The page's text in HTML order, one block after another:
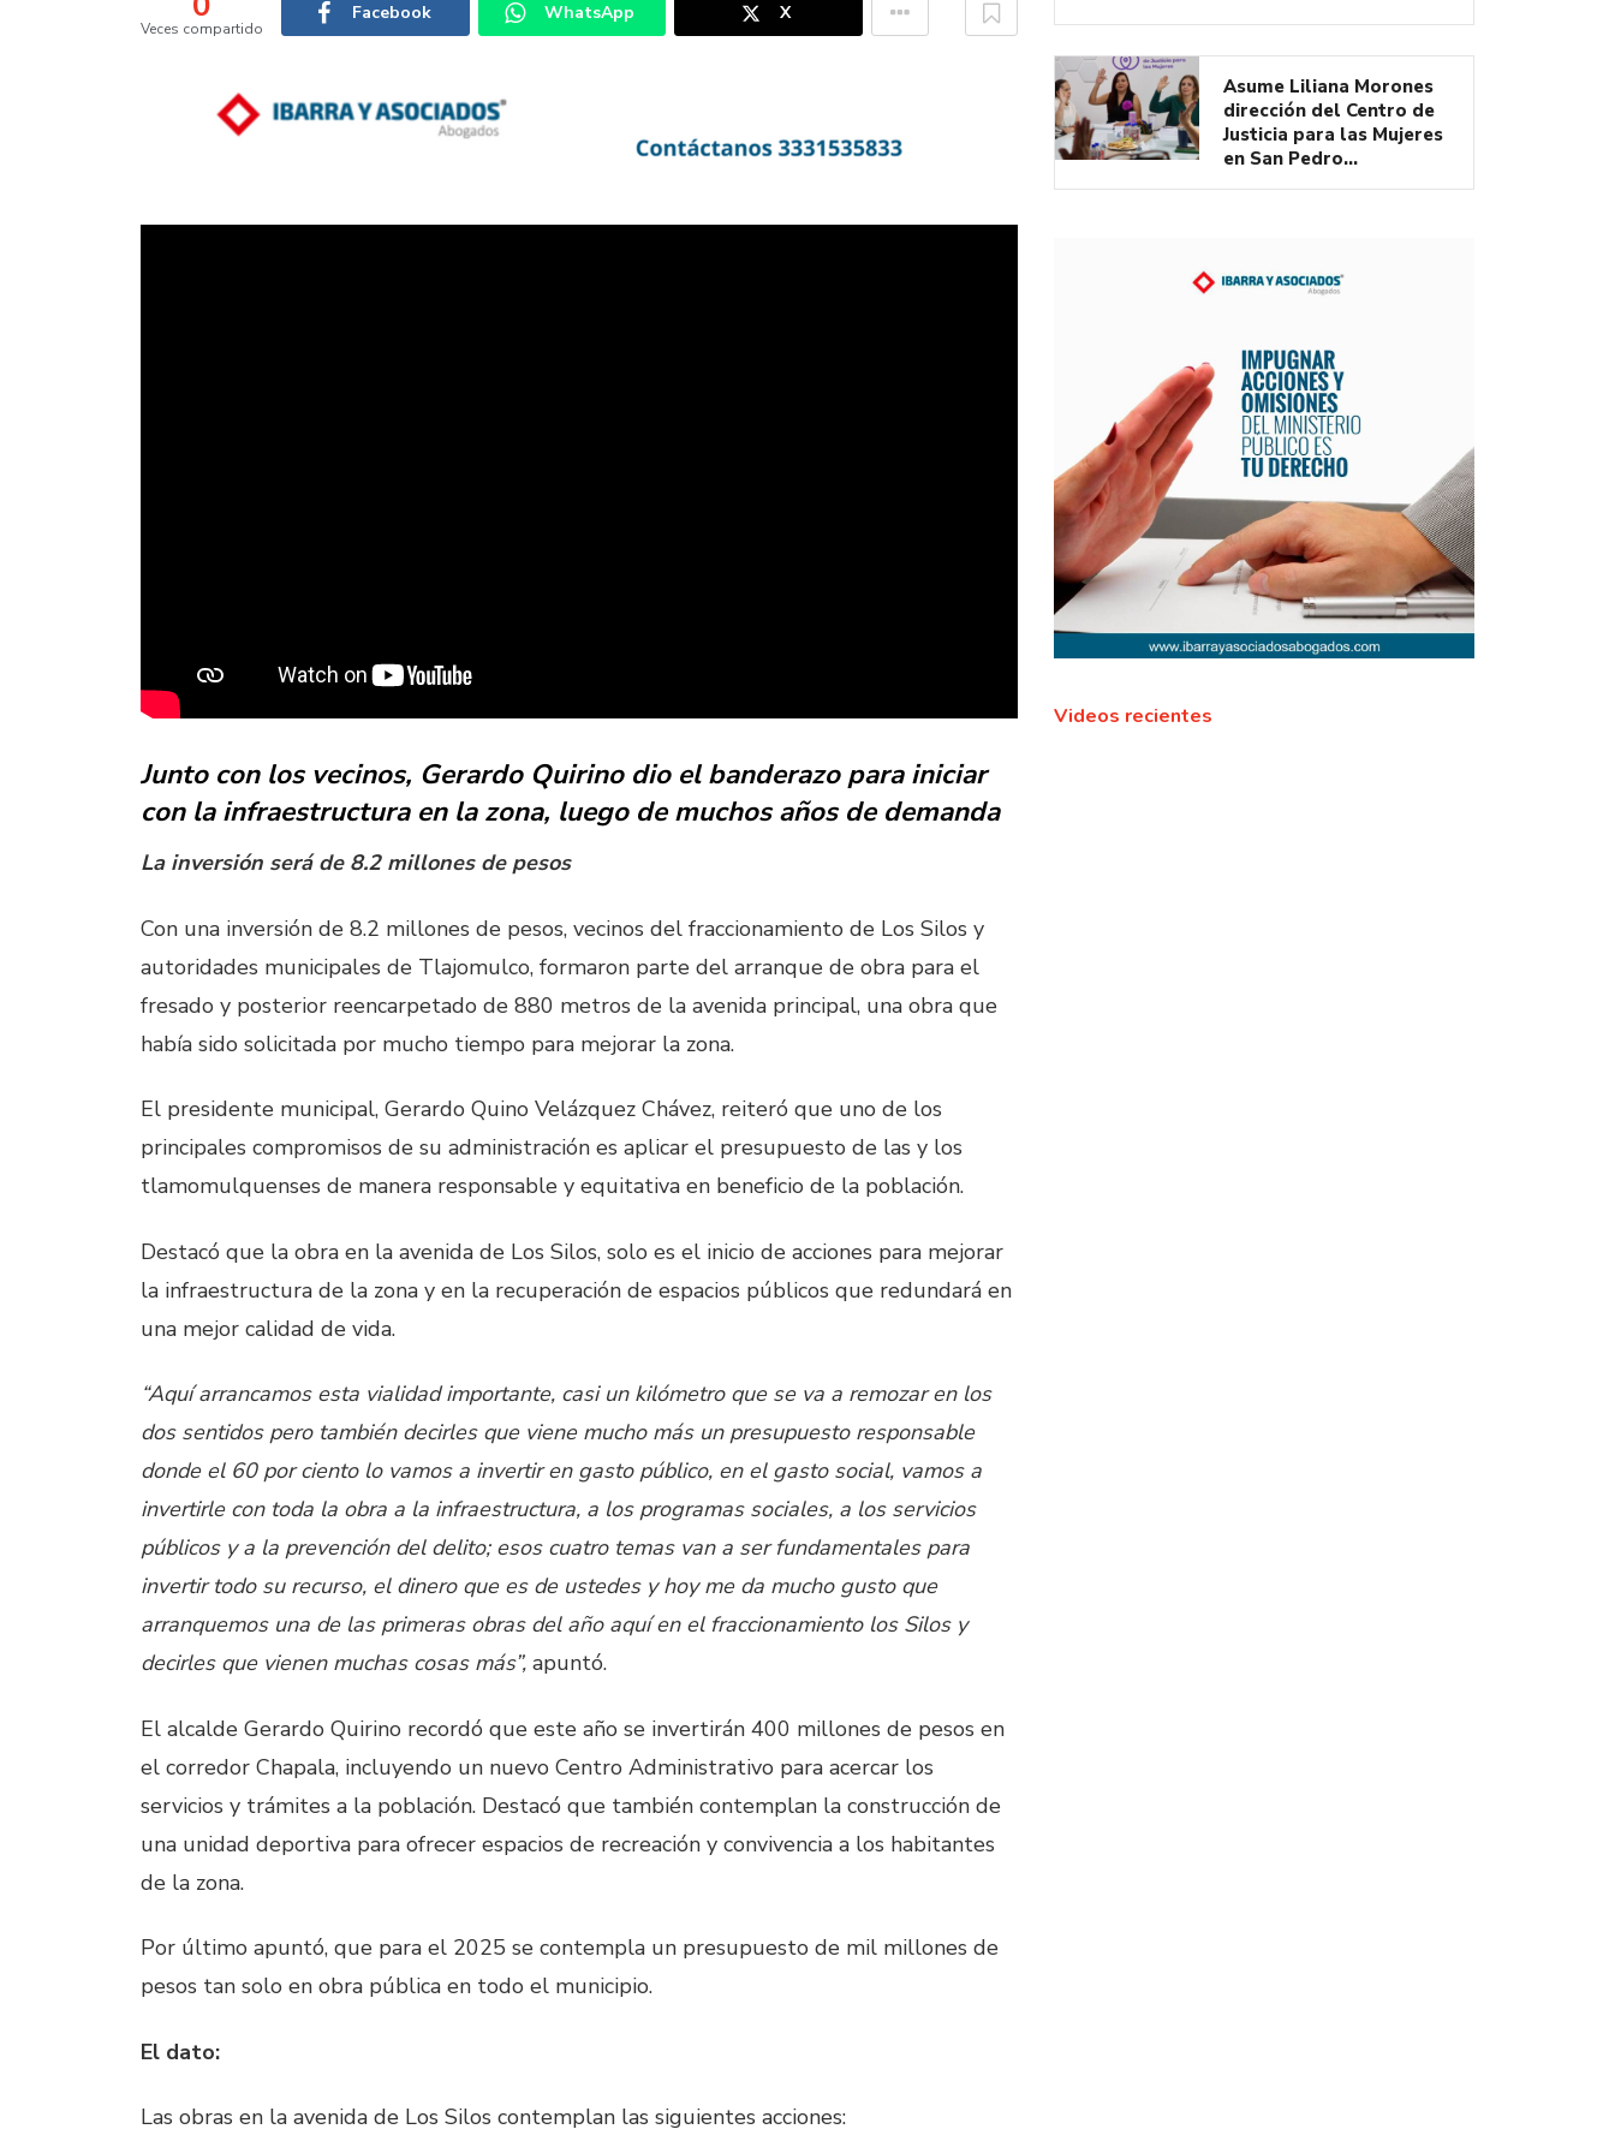
Veces compartido
Facebook WhatsApp X
Junto con los vecinos, Gerardo Quirino dio el banderazo para iniciar
con la infraestructura en la zona, luego de muchos años de demanda
La inversión seráde 8.2 millones de pesos
Con una inversión de 8.2 millones de pesos, vecinos del fraccionamiento de Los Silos y
autoridades municipales de Tlajomulco, formaron parte del arranque de obra para el
fresado y posterior reencarpetado de 880 metros de la avenida principal, una obra que
había sido solicitada por mucho tiempo para mejorar la zona.
El presidente municipal, Gerardo Quino Velázquez Chávez, reiteró que uno de los
principales compromisos de su administración es aplicar el presupuesto de las y los
tlamomulquenses de manera responsable y equitativa en beneficio de la población.
Destacó que la obra en la avenida de Los Silos, solo es el inicio de acciones para mejorar
la infraestructura de la zona y en la recuperación de espacios públicos que redundará en
una mejor calidad de vida.
“Aquí arrancamos esta vialidad importante, casi un kilómetro que se va a remozar en los
dos sentidos pero también decirles que viene mucho más un presupuesto responsable
donde el 60 por ciento lo vamos a invertir en gasto público, en el gasto social, vamos a
invertirle con toda la obra a la infraestructura, a los programas sociales, a los servicios
públicos y a la prevención del delito; esos cuatro temas van a ser fundamentales para
invertir todo su recurso, el dinero que es de ustedes y hoy me da mucho gusto que
arranquemos una de las primeras obras del año aquí en el fraccionamiento los Silos y
decirles que vienen muchas cosas más”,apuntó.
El alcalde Gerardo Quirino recordó que este año se invertirán 400 millones de pesos en
el corredor Chapala, incluyendo un nuevo Centro Administrativo para acercar los
servicios y trámites a la población. Destacó que también contemplan la construcción de
una unidad deportiva para ofrecer espacios de recreación y convivencia a los habitantes
de la zona.
Por último apuntó, que para el 2025 se contempla un presupuesto de mil millones de
pesos tan solo en obra pública en todo el municipio.
El dato:
Las obras en la avenida de Los Silos contemplan las siguientes acciones:
Asume Liliana Morones
dirección del Centro de
Justicia para las Mujeres
en San Pedro…
Videos recientes